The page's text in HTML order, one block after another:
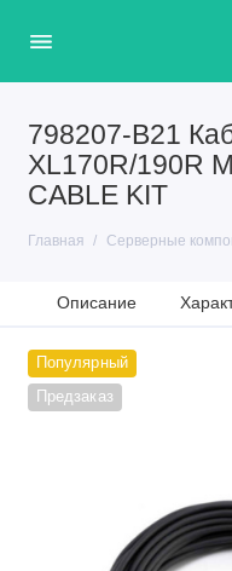
798207-B21
XL170R/190R
CABLE KIT
Главная Серверные
Описание
Популярный
Предзаказ